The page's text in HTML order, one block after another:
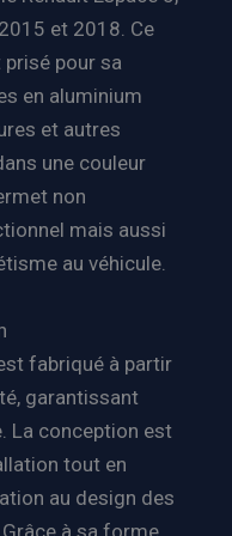
et 2018. Ce
pour sa
en aluminium
et autres
une couleur
non
mais aussi
au véhicule.
fabriqué à partir
garantissant
La conception est
tout en
au design des
à sa forme